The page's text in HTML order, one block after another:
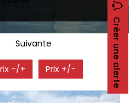
l'entreprise
Créer une alerte
Suivante
-/+ Prix +/-